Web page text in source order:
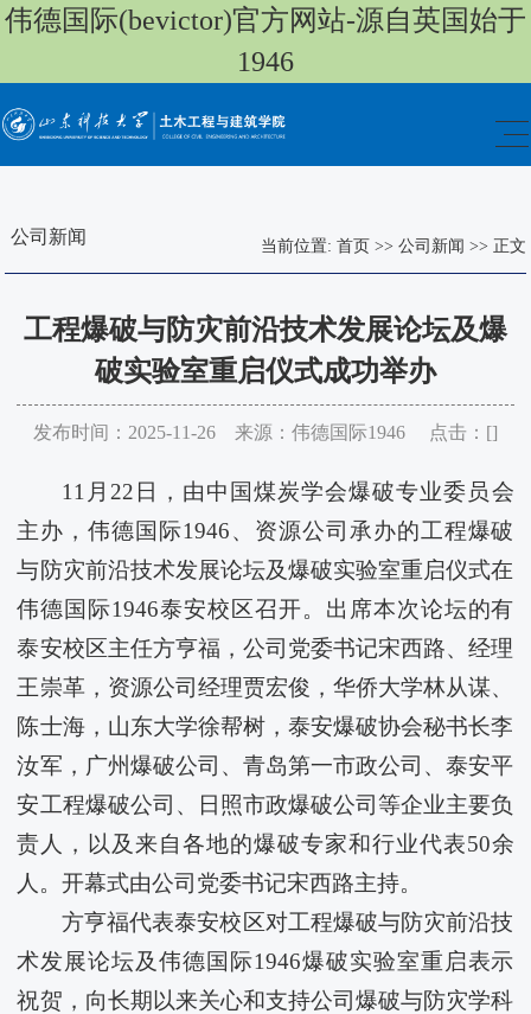
伟德国际(bevictor)官方网站-源自英国始于
1946
公司新闻 当前位置: 首页 >> 公司新闻 >> 正文
工程爆破与防灾前沿技术发展论坛及爆
破实验室重启仪式成功举办
发布时间：2025-11-26 来源：伟德国际1946 点击：[]
11月22日，由中国煤炭学会爆破专业委员会
主办，伟德国际1946、资源公司承办的工程爆破
与防灾前沿技术发展论坛及爆破实验室重启仪式在
伟德国际1946泰安校区召开。出席本次论坛的有
泰安校区主任方亨福，公司党委书记宋西路、经理
王崇革，资源公司经理贾宏俊，华侨大学林从谋、
陈士海，山东大学徐帮树，泰安爆破协会秘书长李
汝军，广州爆破公司、青岛第一市政公司、泰安平
安工程爆破公司、日照市政爆破公司等企业主要负
责人，以及来自各地的爆破专家和行业代表50余
人。开幕式由公司党委书记宋西路主持。
方亨福代表泰安校区对工程爆破与防灾前沿技
术发展论坛及伟德国际1946爆破实验室重启表示
祝贺，向长期以来关心和支持公司爆破与防灾学科